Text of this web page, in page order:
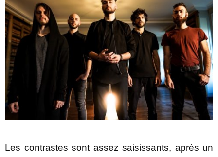
Les contrastes sont assez saisissants, après un